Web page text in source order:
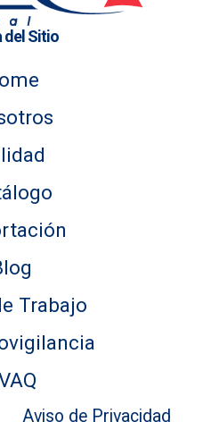
del Sitio
Trabajo
Aviso de Privacidad